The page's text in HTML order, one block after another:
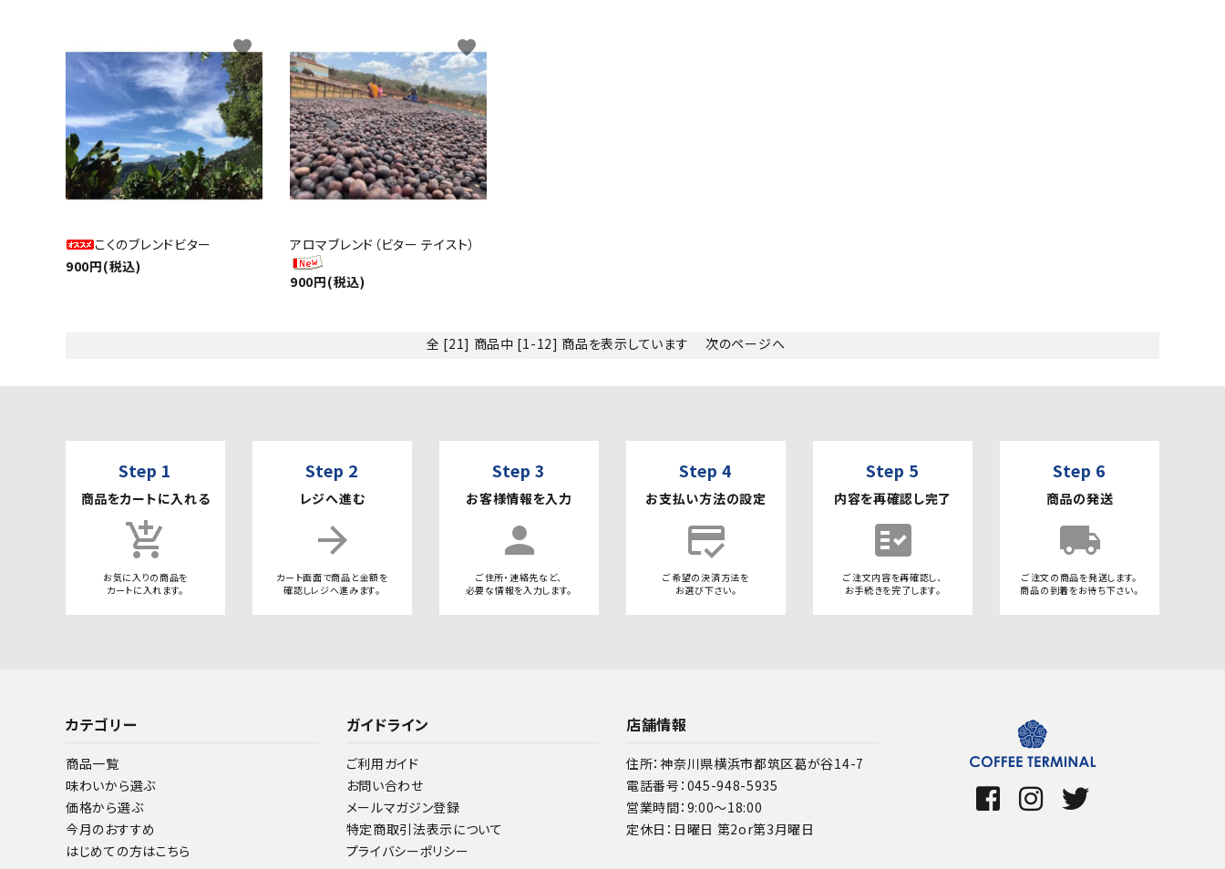
こくのブレンドビター
900円(税込)
favorite
アロマブレンド（ビター テイスト）
900円(税込)
favorite
全 [21] 商品中 [1-12] 商品を表示しています 次のページへ
Step 1
商品をカートに入れる
add_shopping_cart
お気に入りの商品を
カートに入れます。
Step 2
レジへ進む
arrow_forward
カート画面で商品と金額を
確認しレジへ進みます。
Step 3
お客様情報を入力
person
ご住所・連絡先など、
必要な情報を入力します。
Step 4
お支払い方法の設定
credit_score
ご希望の決済方法を
お選び下さい。
Step 5
内容を再確認し完了
fact_check
ご注文内容を再確認し、
お手続きを完了します。
Step 6
商品の発送
local_shipping
ご注文の商品を発送します。
商品の到着をお待ち下さい。
カテゴリー
商品一覧
味わいから選ぶ
価格から選ぶ
今月のおすすめ
はじめての方はこちら
ガイドライン
ご利用ガイド
お問い合わせ
メールマガジン登録
特定商取引法表示について
プライバシーポリシー
店舗情報
住所：神奈川県横浜市都筑区葛が谷14-7
電話番号：045-948-5935
営業時間：9:00～18:00
定休日：日曜日 第2or第3月曜日